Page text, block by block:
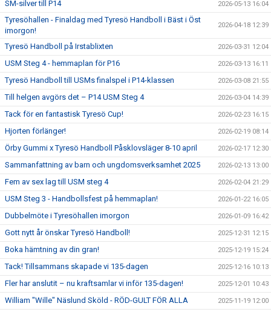
SM-silver till P14 2026-05-13 16:04
Tyresöhallen - Finaldag med Tyresö Handboll i Bäst i Öst
imorgon!
2026-04-18 12:39
Tyresö Handboll på Irstablixten 2026-03-31 12:04
USM Steg 4 - hemmaplan för P16 2026-03-13 16:11
Tyresö Handboll till USMs finalspel i P14-klassen 2026-03-08 21:55
Till helgen avgörs det – P14 USM Steg 4 2026-03-04 14:39
Tack för en fantastisk Tyresö Cup! 2026-02-23 16:15
Hjorten förlänger! 2026-02-19 08:14
Örby Gummi x Tyresö Handboll Påsklovsläger 8-10 april 2026-02-17 12:30
Sammanfattning av barn och ungdomsverksamhet 2025 2026-02-13 13:00
Fem av sex lag till USM steg 4 2026-02-04 21:29
USM Steg 3 - Handbollsfest på hemmaplan! 2026-01-22 16:05
Dubbelmöte i Tyresöhallen imorgon 2026-01-09 16:42
Gott nytt år önskar Tyresö Handboll! 2025-12-31 12:15
Boka hämtning av din gran! 2025-12-19 15:24
Tack! Tillsammans skapade vi 135-dagen 2025-12-16 10:13
Fler har anslutit – nu kraftsamlar vi inför 135-dagen! 2025-12-01 10:43
William "Wille" Näslund Sköld - RÖD-GULT FÖR ALLA 2025-11-19 12:00